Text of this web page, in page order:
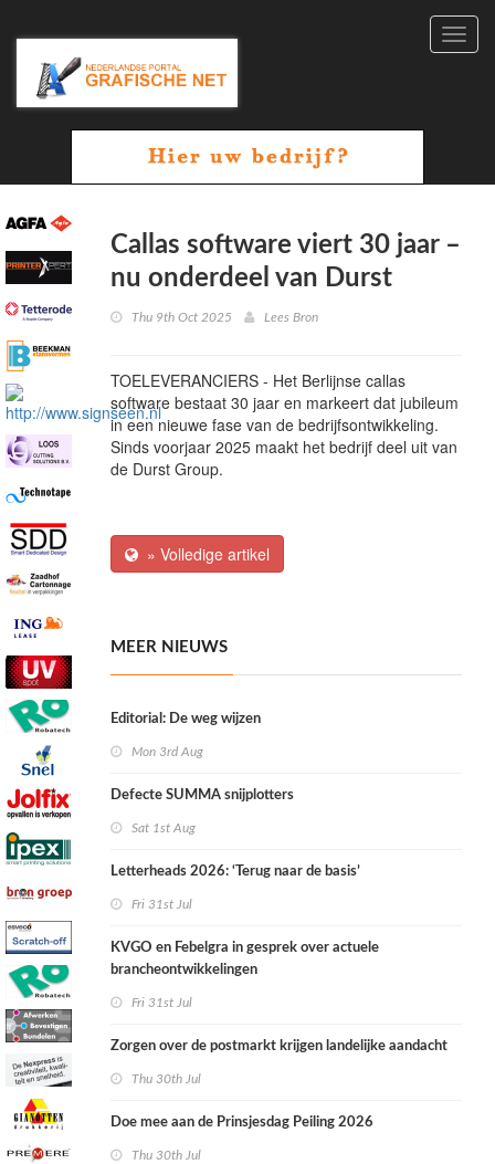
Callas software viert 30 jaar –
nu onderdeel van Durst
Thu 9th Oct 2025 Lees Bron
TOELEVERANCIERS - Het Berlijnse callas
software bestaat 30 jaar en markeert dat jubileum
in een nieuwe fase van de bedrijfsontwikkeling.
Sinds voorjaar 2025 maakt het bedrijf deel uit van
de Durst Group.
» Volledige artikel
MEER NIEUWS
Editorial: De weg wijzen
Mon 3rd Aug
Defecte SUMMA snijplotters
Sat 1st Aug
Letterheads 2026: ‘Terug naar de basis’
Fri 31st Jul
KVGO en Febelgra in gesprek over actuele
brancheontwikkelingen
Fri 31st Jul
Zorgen over de postmarkt krijgen landelijke aandacht
Thu 30th Jul
Doe mee aan de Prinsjesdag Peiling 2026
Thu 30th Jul